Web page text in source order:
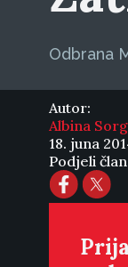
Odbrana
Autor:
Albina
18. juna
Podjeli